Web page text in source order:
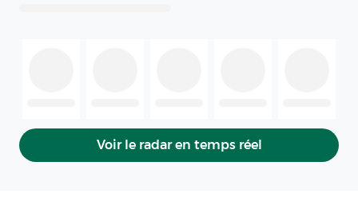
Voir le radar en temps réel